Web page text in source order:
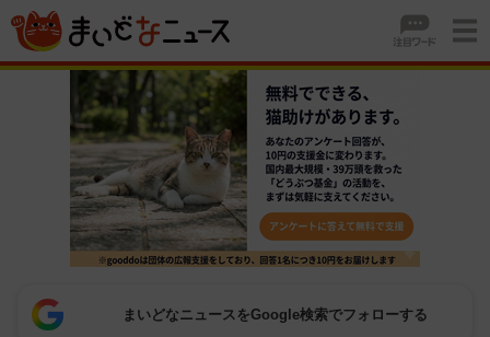
まいどなニュースをGoogle検索でフォローする